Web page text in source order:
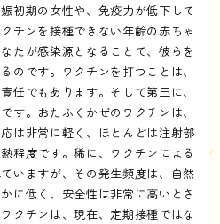
初期の女性や、免疫力が低下して
チンを接種できない年齢の赤ちゃ
たが感染源となることで、彼らを
のです。ワクチンを打つことは、
任でもあります。そして第三に、
す。おたふくかぜのワクチンは、
は非常に軽く、ほとんどは注射部
程度です。稀に、ワクチンによる
いますが、その発生頻度は、自然
に低く、安全性は非常に高いとさ
クチンは、現在、定期接種ではな